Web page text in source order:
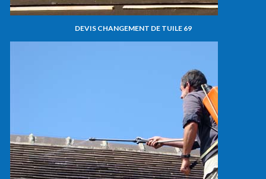
DEVIS CHANGEMENT DE TUILE 69